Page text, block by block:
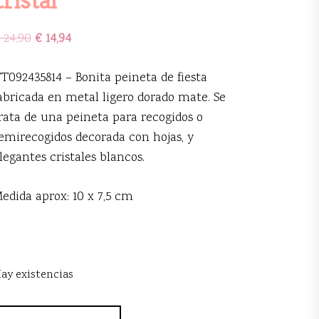
24,90 €14,94
– Bonita peineta de fiesta
en metal ligero dorado mate. Se
de una peineta para recogidos o
decorada con hojas, y
cristales blancos.
aprox: 10 x 7,5 cm
existencias